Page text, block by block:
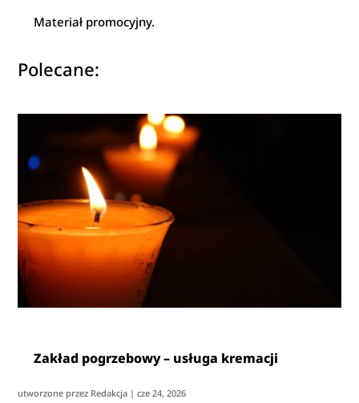
Materiał promocyjny.
Polecane:
Zakład pogrzebowy – usługa kremacji
utworzone przez Redakcja |cze 24, 2026